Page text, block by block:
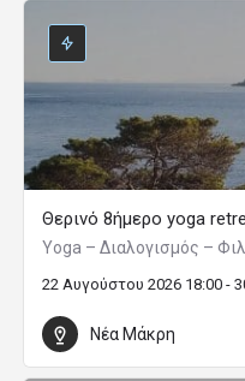
Θερινό 8ήμερο yoga
Yoga – Διαλογισμός –
22 Αυγούστου 2026 18:00 -
Νέα Μάκρη